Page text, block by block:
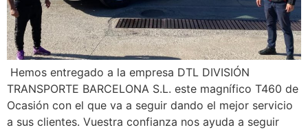
Hemos entregado a la empresa DTL DIVISIÓN
TRANSPORTE BARCELONA S.L. este magnífico T460 de
Ocasión con el que va a seguir dando el mejor servicio
a sus clientes. Vuestra confianza nos ayuda a seguir